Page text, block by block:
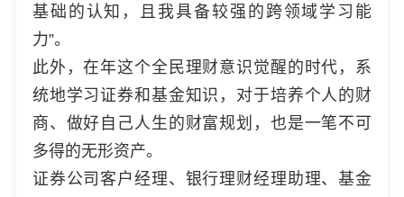
基础的认知，且我具备较强的跨领域学习能
力”。
此外，在年这个全民理财意识觉醒的时代，系
统地学习证券和基金知识，对于培养个人的财
商、做好自己人生的财富规划，也是一笔不可
多得的无形资产。
证券公司客户经理、银行理财经理助理、基金